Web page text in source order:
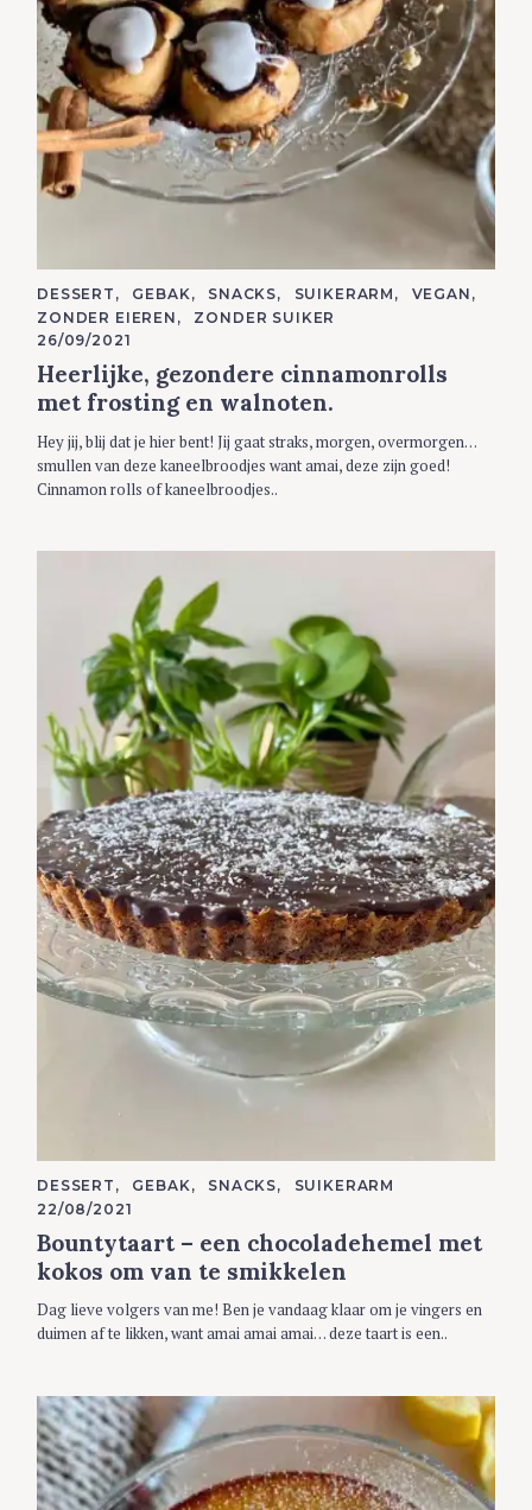
C
A
T
E
O
R
I
S
DESSERT GEBAK SNACKS SUIKERARM
VEGAN
ZONDER EIEREN
ZONDER SUIKER
26/09/2021
Heerlijke, gezondere cinnamonrolls
met frosting en walnoten.
Hey jij, blij dat je hier bent! Jij gaat straks, morgen, overmorgen…
smullen van deze kaneelbroodjes want amai, deze zijn goed!
Cinnamon rolls of kaneelbroodjes..
C
A
T
E
G
O
R
E
S
DESSERT GEBAK SNACKS
SUIKERARM
22/08/2021
Bountytaart – een chocoladehemel met
kokos om van te smikkelen
Dag lieve volgers van me! Ben je vandaag klaar om je vingers en
duimen af te likken, want amai amai amai… deze taart is een..